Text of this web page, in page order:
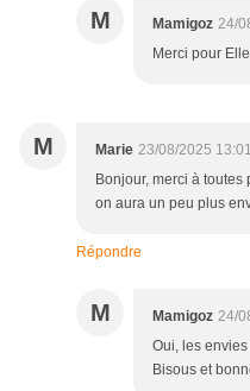
M Mamigoz 24/
Merci pour
M Marie 23/08/2025 13:01
Bonjour, merci à toutes
on aura un peu plus
Répondre
M Mamigoz 24/
Oui, les
Bisous et